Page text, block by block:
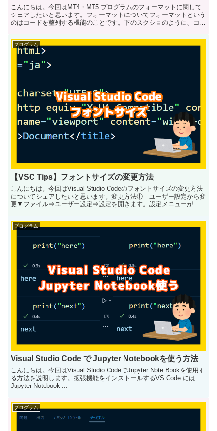
こんにちは。今回はMT4・MT5 プログラムのフォーマットに関して
シェアしたいと思います。フォーマットについてフォーマットという
のはコードを整列する機能のことです。下のスクショのように、コー
プログラム
【VSC Tips】フォントサイズの変更方法
こんにちは。今回はVisual Studio Codeのフォントサイズの変更方法
についてシェアしたいと思います。変更方法① ユーザー設定から変
更▼ファイル⇒ユーザー設定⇒設定を開きます。設定メニューが...
プログラム
Visual Studio Code で Jupyter Notebookを使う方法
こんにちは。今回はVisual Studio CodeでJupyter Note Bookを使用す
る方法を説明します。拡張機能をインストールするVS Code には
Jupyter Notebook ...
プログラム